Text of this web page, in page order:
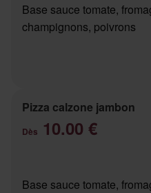
Base sauce tomate,
champignons, poivrons
Pizza calzone jambon
Dès 10.00 €
Base sauce tomate,